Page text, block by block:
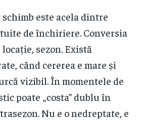
este acela dintre
de închiriere. Conversia
sezon. Există
când cererea e mare și
vizibil. În momentele de
poate „costa” dublu în
Nu e o nedreptate, e